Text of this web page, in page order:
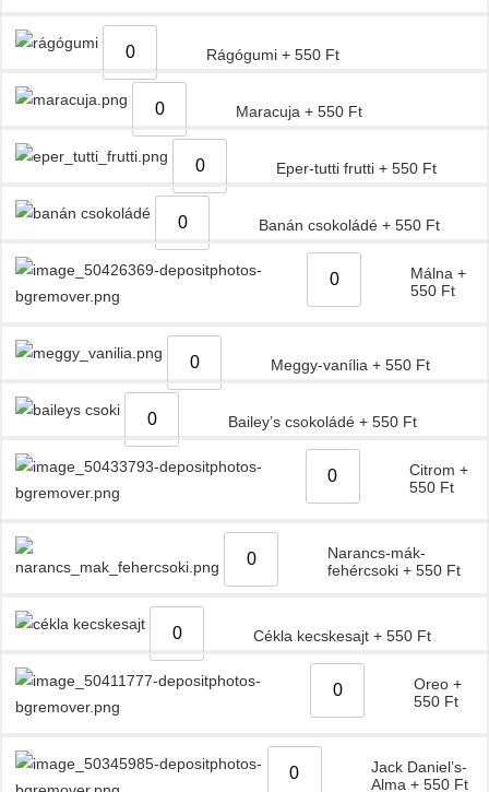
Rágógumi + 550 Ft
Maracuja + 550 Ft
Eper-tutti frutti + 550 Ft
Banán csokoládé + 550 Ft
Málna +
550 Ft
Meggy-vanília + 550 Ft
Bailey’s csokoládé + 550 Ft
Citrom +
550 Ft
Narancs-mák-
fehércsoki + 550 Ft
Cékla kecskesajt + 550 Ft
Oreo +
550 Ft
Jack Daniel’s-
Alma + 550 Ft